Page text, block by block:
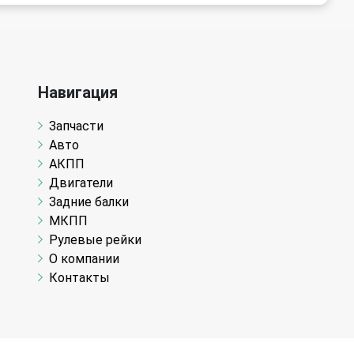
Навигация
Запчасти
Авто
АКПП
Двигатели
Задние балки
МКПП
Рулевые рейки
О компании
Контакты